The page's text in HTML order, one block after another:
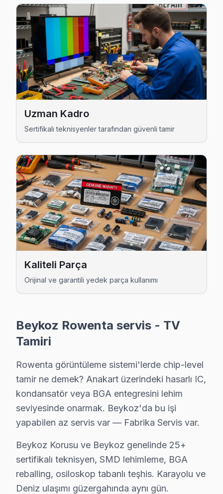
Çamlıbahçe Rowenta Servis
Beykoz'da Çamlıbahçe mahallesi Rowenta TV servisi için
Çamlıbahçe Rowenta Anakart Tamiri →
Çengeldere Rowenta Servis
Beykoz'nın Çengeldere bölgesindeki Rowenta
Çengeldere Rowenta Anakart Tamiri →
Çiftlik Rowenta Servis
Çiftlik'de Rowenta TV ekran değişimi gerekebilir mi?
Çiftlik Rowenta Açılmıyor Arıza →
Çiğdem Rowenta Servis
Çiğdem semtindeki Rowenta TV sorunları için kapıya
Çiğdem Rowenta Anakart Tamiri →
Çubuklu Rowenta Servis
Çubuklu sakinleri için Rowenta TV tamir hizmetimiz: teşhis
Dereseki Rowenta Servis
Dereseki'de Rowenta TV ekranında çizgi, donma ya da
Elmalı Rowenta Servis
Rowenta TV Elmalı adresinde firmware güncellemesi
Beykoz TV Servis Merkezi →
Fatih Rowenta Servis
Beykoz'nın Fatih bölgesindeki Rowenta müşterilerimiz
Fatih Rowenta Anakart Tamiri →
Rowenta TV'nizin Göksu adresine gelen ekibimiz
Beykoz Rowenta Servis →
Göllü Rowenta Servis
Uzman Kadro
Sertifikalı teknisyenler tarafından güvenli tamir
Kaliteli Parça
Orijinal ve garantili yedek parça kullanımı
Beykoz Rowenta servis - TV
Tamiri
Rowenta görüntüleme sistemi'lerde chip-level
tamir ne demek? Anakart üzerindeki hasarlı IC,
kondansatör veya BGA entegresini lehim
seviyesinde onarmak. Beykoz'da bu işi
yapabilen az servis var — Fabrika Servis var.
Beykoz Korusu ve Beykoz genelinde 25+
sertifikalı teknisyen, SMD lehimleme, BGA
reballing, osiloskop tabanlı teşhis. Karayolu ve
Deniz ulaşımı güzergahında aynı gün.